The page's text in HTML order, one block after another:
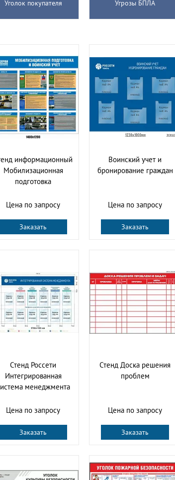
Уголок покупателя Угрозы БПЛА
информационный
Мобилизационная
подготовка
Цена по запросу
Заказать
Воинский учет и
бронирование граждан
Цена по запросу
Заказать
Стенд Россети
Интегрированная
менеджмента
Цена по запросу
Заказать
Стенд Доска решения
проблем
Цена по запросу
Заказать